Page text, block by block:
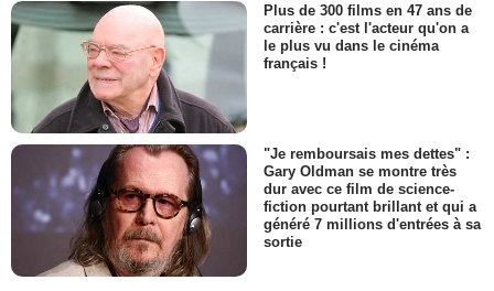
Plus de 300 films en 47 ans de
carrière : c'est l'acteur qu'on a
le plus vu dans le cinéma
français !
"Je remboursais mes dettes" :
Gary Oldman se montre très
dur avec ce film de science-
fiction pourtant brillant et qui a
généré 7 millions d'entrées à sa
sortie